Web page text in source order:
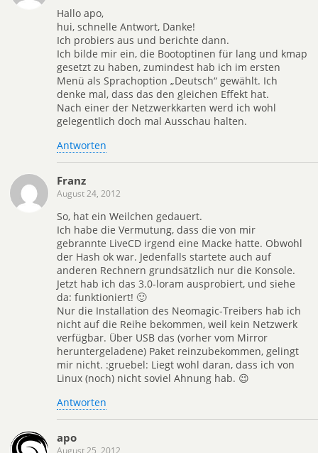
Hallo apo,
hui, schnelle Antwort, Danke!
Ich probiers aus und berichte dann.
Ich bilde mir ein, die Bootoptinen für lang und kmap
gesetzt zu haben, zumindest hab ich im ersten
Menü als Sprachoption „Deutsch“ gewählt. Ich
denke mal, dass das den gleichen Effekt hat.
Nach einer der Netzwerkkarten werd ich wohl
gelegentlich doch mal Ausschau halten.
Antworten
Franz
August 24, 2012
So, hat ein Weilchen gedauert.
Ich habe die Vermutung, dass die von mir
gebrannte LiveCD irgend eine Macke hatte. Obwohl
der Hash ok war. Jedenfalls startete auch auf
anderen Rechnern grundsätzlich nur die Konsole.
Jetzt hab ich das 3.0-loram ausprobiert, und siehe
da: funktioniert! 🙂
Nur die Installation des Neomagic-Treibers hab ich
nicht auf die Reihe bekommen, weil kein Netzwerk
verfügbar. Über USB das (vorher vom Mirror
heruntergeladene) Paket reinzubekommen, gelingt
mir nicht. :gruebel: Liegt wohl daran, dass ich von
Linux (noch) nicht soviel Ahnung hab. 😉
Antworten
apo